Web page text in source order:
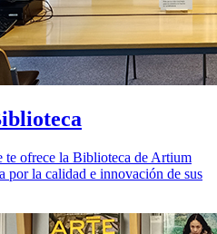
te ofrece la Biblioteca de Artium
por la calidad e innovación de sus